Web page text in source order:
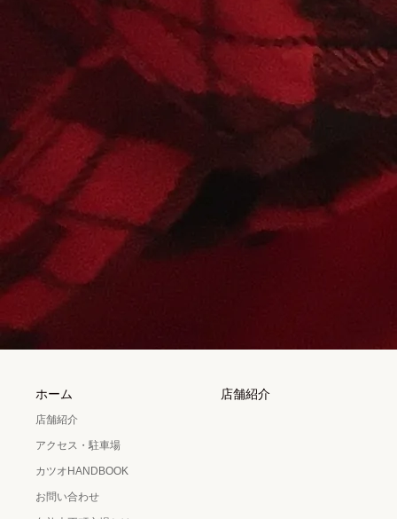
ホーム
店舗紹介
アクセス・駐車場
カツオHANDBOOK
お問い合わせ
店舗紹介